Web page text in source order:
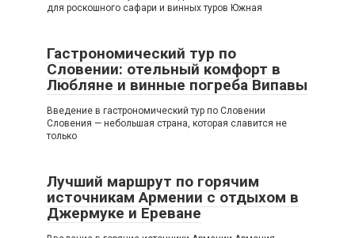
для роскошного сафари и винных туров Южная
Гастрономический тур по
Словении: отельный комфорт в
Любляне и винные погреба Випавы
Введение в гастрономический тур по Словении
Словения — небольшая страна, которая славится не
только
Лучший маршрут по горячим
источникам Армении с отдыхом в
Джермуке и Ереване